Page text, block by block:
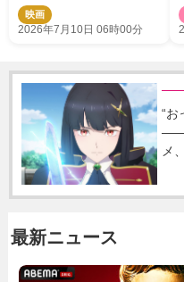
映画
2026年7月10日 06時00分
“お
――
メ
最新ニュース